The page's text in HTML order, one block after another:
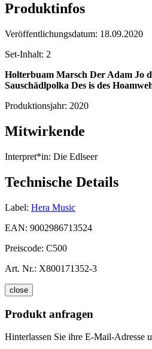
Produktinfos
Veröffentlichungsdatum: 18.09.2020
Set-Inhalt: 2
Holterbuam Marsch Der Adam Jo
Sauschädlpolka Des is des
Produktionsjahr: 2020
Mitwirkende
Interpret*in: Die Edlseer
Technische Details
Label: Hera Music
EAN: 9002986713524
Preiscode: C500
Art. Nr.: X800171352-3
close
Produkt anfragen
Hinterlassen Sie ihre E-Mail-Adresse